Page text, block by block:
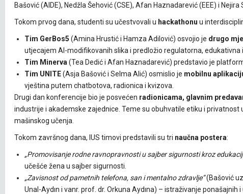
Bašović (AIDE), Nedžla Šehović (CSE), Afan Haznadarević (EEE) i
Tokom prvog dana, studenti su učestvovali u hackathonu u
Tim GerBos5 (Amina Hrustić i Hamza Adilović) osvojio je drugo
utjecajem AI-modifikovanih slika i predložio regulatorna, edukativna
Tim Minerva (Tea Dedić i Afan Haznadarević) predstavio je
Tim UNITE(Asja Bašović i Selma Alić) osmislio je mobilnu
vještina putem chatbotova, radionica i kvizova.
Drugi dan konferencije bio je posvećen radionicama, glavnim
industrije i akademske zajednice. Teme su obuhvatile etiku i
mašinskog učenja.
Tokom završnog dana, IUS timovi predstavili su tri naučna postera:
„Promovisanje rodne ravnopravnosti u sajber sigurnosti kroz
učešće žena u sajber sigurnosti.
„Zavisnost od pametnih telefona, san i mentalno zdravlje”(Bašović uz
Unal-Aydın i vanr. prof. dr. Orkuna Aydına) – istraživanje ponašajnih